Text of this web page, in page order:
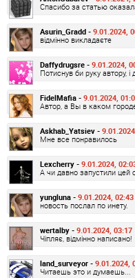
Спасибо за статью
Asurin_Gradd - 9.01.2024,
відмінно викладаєте
Daffydrugsre - 9.01.2024,
Потиснув би руку автору,
FidelMafia - 9.01.2024,
Автор, а Вы в каком
Askhab_Yatsiev -
Мне все понравилось
Lexcherry - 9.01.2024,
А чи давно запустили цей
yungluna - 9.01.2024, 02:43
новость послал по инету.
wertalby - 9.01.2024, 03:17
Чіпляє, відмінно написано!
land_surveyor - 9.01.2024,
Читаешь это и думаешь...